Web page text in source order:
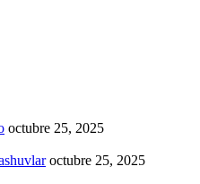
octubre 25, 2025
octubre 25, 2025